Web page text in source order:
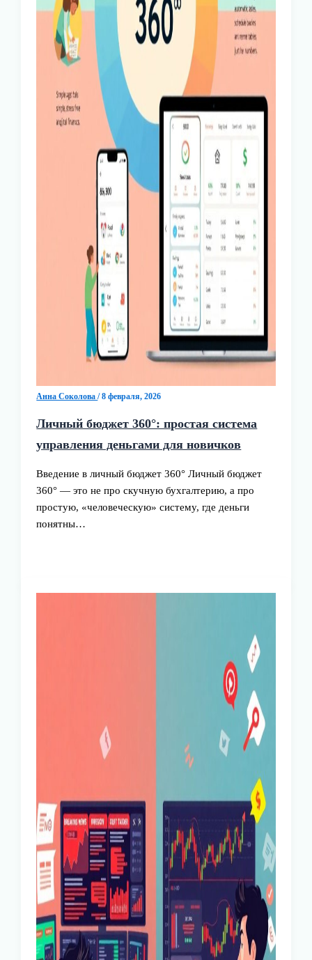
Анна Соколова/8 февраля, 2026
Личный бюджет 360°: простая система
управления деньгами для новичков
Введение в личный бюджет 360° Личный бюджет
360° — это не про скучную бухгалтерию, а про
простую, «человеческую» систему, где деньги
понятны…